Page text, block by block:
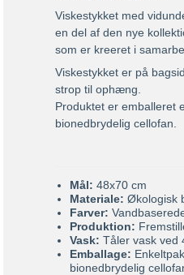
Viskestykket med
en del af den nye
som er kreeret i
Viskestykket er på
strop til ophæng.
Produktet er emballeret
bionedbrydelig cellofan.
Mål: 48x70 cm
Materiale: Økologisk
Farver:
Produktion:
Vask: Tåler vask ved
Emballage:
bionedbrydelig